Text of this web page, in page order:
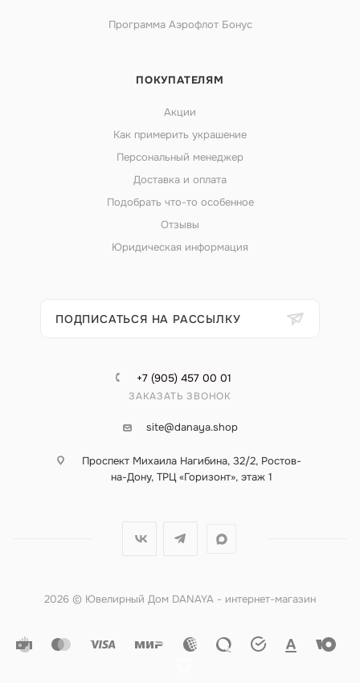
Программа Аэрофлот Бонус
ПОКУПАТЕЛЯМ
Акции
Как примерить украшение
Персональный менеджер
Доставка и оплата
Подобрать что-то особенное
Отзывы
Юридическая информация
ПОДПИСАТЬСЯ НА РАССЫЛКУ
+7 (905) 457 00 01
ЗАКАЗАТЬ ЗВОНОК
site@danaya.shop
Проспект Михаила Нагибина, 32/2, Ростов-
на-Дону, ТРЦ «Горизонт», этаж 1
2026 © Ювелирный Дом DANAYA - интернет-магазин